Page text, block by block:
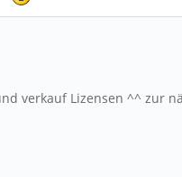
verkauf Lizensen ^^ zur